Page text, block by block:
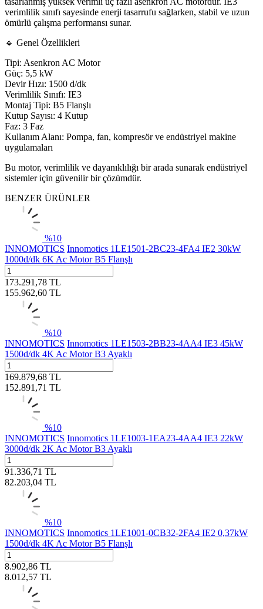
verimlilik sınıfı sayesinde enerji tasarrufu sağlarken, stabil ve uzun
ömürlü çalışma performansı sunar.
🔹 Genel Özellikleri
Tipi: Asenkron AC Motor
Güç: 5,5 kW
Devir Hızı: 1500 d/dk
Verimlilik Sınıfı: IE3
Montaj Tipi: B5 Flanşlı
Kutup Sayısı: 4 Kutup
Faz: 3 Faz
Kullanım Alanı: Pompa, fan, kompresör ve endüstriyel makine
uygulamaları
Bu motor, verimlilik ve dayanıklılığı bir arada sunarak endüstriyel
sistemler için güvenilir bir çözümdür.
BENZER ÜRÜNLER
%10
INNOMOTICS Innomotics 1LE1501-2BC23-4FA4 IE2 30kW
1000d/dk 6K Ac Motor B5 Flanşlı
173.291,78 TL
155.962,60 TL
%10
INNOMOTICS Innomotics 1LE1503-2BB23-4AA4 IE3 45kW
1500d/dk 4K Ac Motor B3 Ayaklı
169.879,68 TL
152.891,71 TL
%10
INNOMOTICS Innomotics 1LE1003-1EA23-4AA4 IE3 22kW
3000d/dk 2K Ac Motor B3 Ayaklı
91.336,71 TL
82.203,04 TL
%10
INNOMOTICS Innomotics 1LE1001-0CB32-2FA4 IE2 0,37kW
1500d/dk 4K Ac Motor B5 Flanşlı
8.902,86 TL
8.012,57 TL